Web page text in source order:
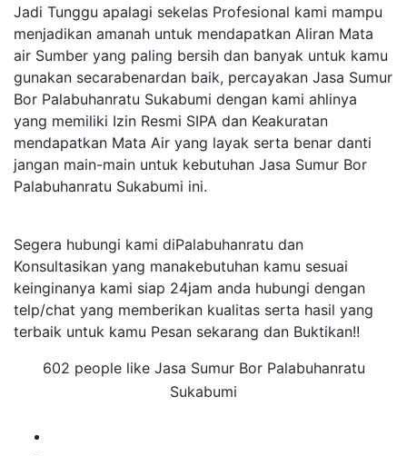
Jadi Tunggu apalagi sekelas Profesional kami mampu
menjadikan amanah untuk mendapatkan Aliran Mata
air Sumber yang paling bersih dan banyak untuk kamu
gunakan secarabenardan baik, percayakan Jasa Sumur
Bor Palabuhanratu Sukabumi dengan kami ahlinya
yang memiliki Izin Resmi SIPA dan Keakuratan
mendapatkan Mata Air yang layak serta benar danti
jangan main-main untuk kebutuhan Jasa Sumur Bor
Palabuhanratu Sukabumi ini.
Segera hubungi kami diPalabuhanratu dan
Konsultasikan yang manakebutuhan kamu sesuai
keinginanya kami siap 24jam anda hubungi dengan
telp/chat yang memberikan kualitas serta hasil yang
terbaik untuk kamu Pesan sekarang dan Buktikan!!
602 people like Jasa Sumur Bor Palabuhanratu
Sukabumi